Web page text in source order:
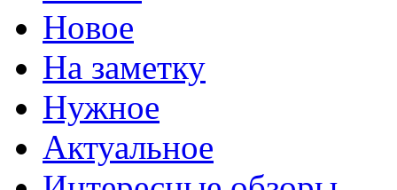
Новое
На заметку
Нужное
Актуальное